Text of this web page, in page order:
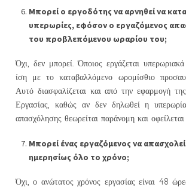
Μπορεί ο εργοδότης να αρνηθεί να
υπερωρίες, εφόσον ο εργαζόμενος
του προβλεπόμενου ωραρίου του;
Όχι, δεν μπορεί. Όποιος εργάζεται υπερωριακά
ίση με το καταβαλλόμενο ωρομίσθιο
Αυτό διασφαλίζεται και από την εφαρμογή
Εργασίας, καθώς αν δεν δηλωθεί η
απασχόλησης θεωρείται παράνομη και
Μπορεί ένας εργαζόμενος να
ημερησίως όλο το χρόνο;
Όχι, ο ανώτατος χρόνος εργασίας είναι 48